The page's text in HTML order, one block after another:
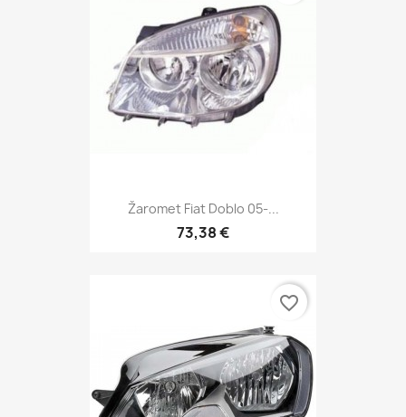
Žaromet Fiat Doblo 05-...
73,38 €
favorite_border